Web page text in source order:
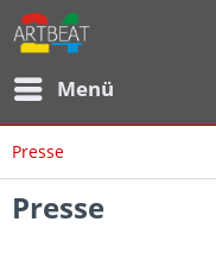
Menü
Presse
Presse